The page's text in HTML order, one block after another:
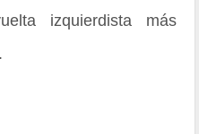
izquierdista más